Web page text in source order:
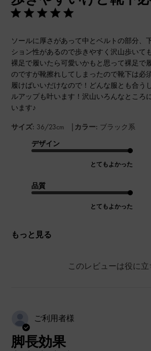
ソールに厚さがあって中とベルトの部分、
ション性があるので歩きやすく沢山歩いて
裸足で履いたら可愛いかもと思って裸足で
のですが靴擦れしてしまったので靴下は必
履けばいいだけなので！どんな服とも合う
ルアップも叶います！沢山いろんなところ
います♪
サイズ: 36/23cm | カラー: ブラック系
デザイン
とてもよかった
品質
とてもよかった
もっと見る
このレビューは役に立
ご利用者様
脚長効果